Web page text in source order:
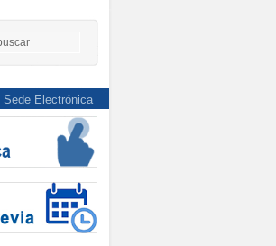
Sede Electrónica